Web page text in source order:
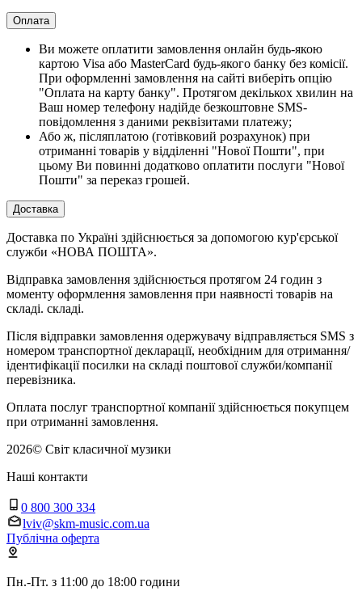
Оплата
Ви можете оплатити замовлення онлайн будь-якою
картою Visa або MasterCard будь-якого банку без комісії.
При оформленні замовлення на сайті виберіть опцію
"Оплата на карту банку". Протягом декількох хвилин на
Ваш номер телефону надійде безкоштовне SMS-
повідомлення з даними реквізитами платежу;
Або ж, післяплатою (готівковий розрахунок) при
отриманні товарів у відділенні "Нової Пошти", при
цьому Ви повинні додатково оплатити послуги "Нової
Пошти" за переказ грошей.
Доставка
Доставка по Україні здійснюється за допомогою кур'єрської
служби «НОВА ПОШТА».
Відправка замовлення здійснюється протягом 24 годин з
моменту оформлення замовлення при наявності товарів на
складі. складі.
Після відправки замовлення одержувачу відправляється SMS з
номером транспортної декларації, необхідним для отримання/
ідентифікації посилки на складі поштової служби/компанії
перевізника.
Оплата послуг транспортної компанії здійснюється покупцем
при отриманні замовлення.
2026© Світ класичної музики
Наші контакти
0 800 300 334
lviv@skm-music.com.ua
Публічна оферта
Пн.-Пт. з 11:00 до 18:00 години